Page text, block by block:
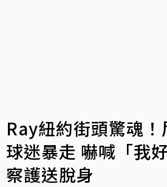
Ray紐約街頭驚魂
球迷暴走 嚇喊「我
察護送脫身